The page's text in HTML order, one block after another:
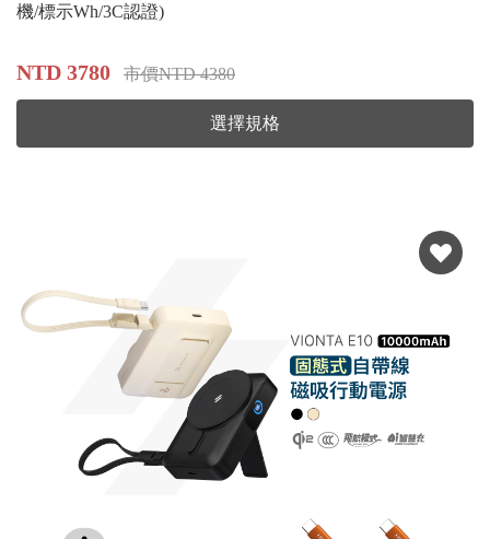
機/標示Wh/3C認證)
NTD 3780 市價NTD 4380
選擇規格